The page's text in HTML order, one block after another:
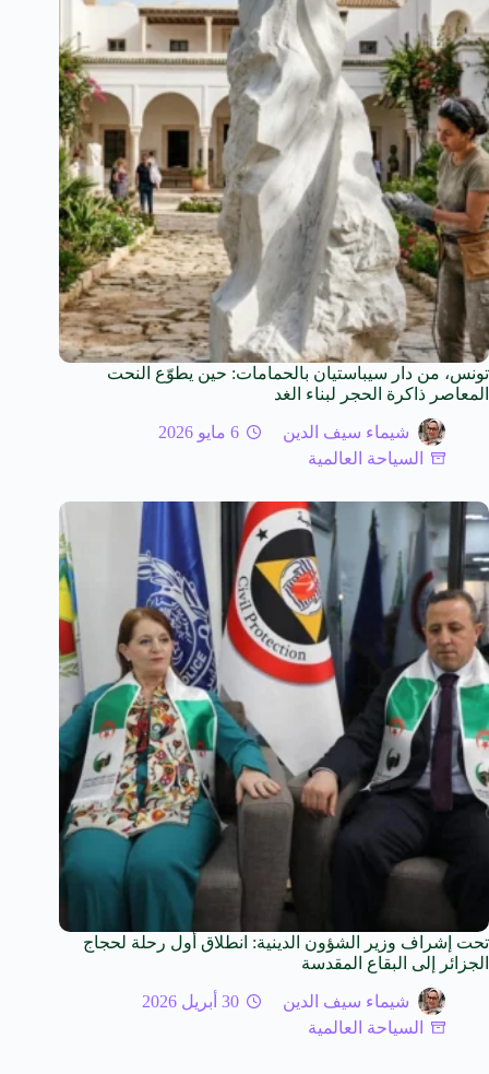
تونس، من دار سيباستيان بالحمامات: حين يطوّع النحت
المعاصر ذاكرة الحجر لبناء الغد
شيماء سيف الدين
6 مايو 2026
السياحة العالمية
تحت إشراف وزير الشؤون الدينية: انطلاق أول رحلة لحجاج
الجزائر إلى البقاع المقدسة
شيماء سيف الدين
30 أبريل 2026
السياحة العالمية